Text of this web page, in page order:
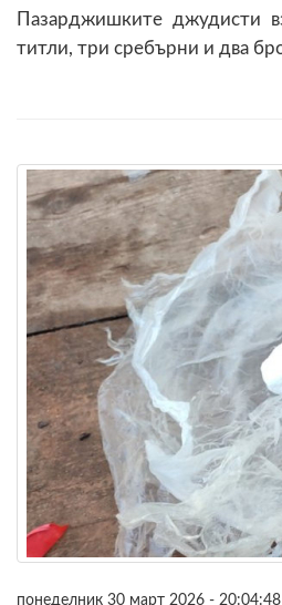
Пазарджишките джудисти
титли, три сребърни и два
понеделник 30 март 2026 - 20:04:48